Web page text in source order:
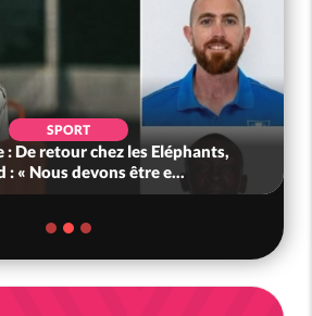
SPORT
De retour chez les Eléphants,
: « Nous devons être e...